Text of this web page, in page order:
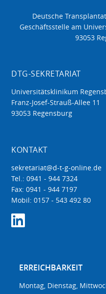
Deutsche
Geschäftsstelle am
93053
DTG-SEKRETARIAT
Universitätsklinikum
Franz-Josef-Strauß-Allee 11
93053 Regensburg
KONTAKT
sekretariat@d-t-g-online.de
Tel.: 0941 - 944 7324
Fax: 0941 - 944 7197
Mobil: 0157 - 543 492 80
ERREICHBARKEIT
Montag, Dienstag,